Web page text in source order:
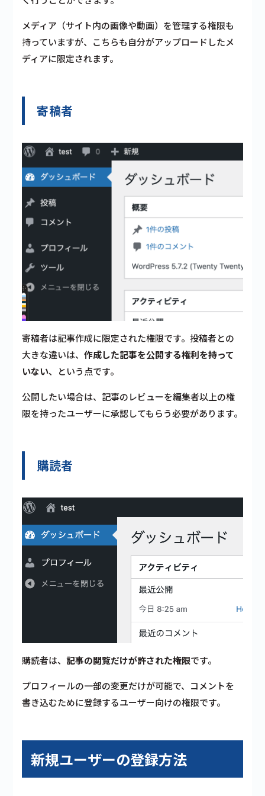
メディア（サイト内の画像や動画）を管理する権限も
持っていますが、こちらも自分がアップロードしたメ
ディアに限定されます。
寄稿者
寄稿者は記事作成に限定された権限です。投稿者との
大きな違いは、作成した記事を公開する権利を持って
いない、という点です。
公開したい場合は、記事のレビューを編集者以上の権
限を持ったユーザーに承認してもらう必要があります。
購読者
購読者は、記事の閲覧だけが許された権限です。
プロフィールの一部の変更だけが可能で、コメントを
書き込むために登録するユーザー向けの権限です。
新規ユーザーの登録方法